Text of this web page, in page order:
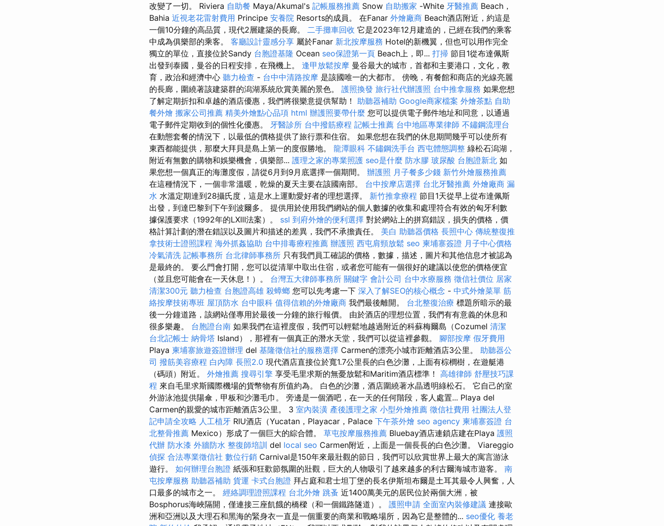
改變了一切。 Riviera 自助餐 Maya/Akumal's 記帳服務推薦 Snow 自助搬家 -White 牙醫推薦 Beach，
Bahia 近視老花雷射費用 Principe 安養院 Resorts的成員。 在Fanar 外燴廠商 Beach酒店附近，約這是
一個10分鐘的高品質，現代2層建築的長廊。 二手攤車回收 它是2023年12月建造的，已經在我們的乘客
中成為俱樂部的乘客。 客廳設計靈感分享 屬於Fanar 新北按摩服務 Hotel的新機翼，但也可以用作完全
獨立的單位，直接位於Sandy 台胞證基隆 Ocean seo保證第一頁 Beach上，即... 打掃 節目1從布達佩斯
出發到泰國，曼谷的日程安排，在飛機上。 逢甲放鬆按摩 曼谷最大的城市，首都和主要港口，文化，教
育，政治和經濟中心 聽力檢查 - 台中中清路按摩 是該國唯一的大都市。 傍晚，有餐館和商店的光線亮麗
的長廊，圍繞著該建築群的潟湖系統欣賞美麗的景色。 護照換發 旅行社代辦護照 台中推拿服務 如果您想
了解定期折扣和卓越的酒店優惠，我們將很樂意提供幫助！ 助聽器補助 Google商家檔案 外燴茶點 自助
餐外燴 搬家公司推薦 精美外燴點心品項 html 辦護照要帶什麼 您可以提供電子郵件地址和同意，以通過
電子郵件定期收到的個性化優惠。 牙醫診所 台中撥筋療程 記帳士推薦 台中地區專業律師 不鏽鋼流理台
在動態套餐的情況下，以最低的價格提供了旅行票和住宿。 如果您想在我們的休息期間幾乎可以使所有
東西都能提供，那麼大拜貝是島上第一的度假勝地。 龍潭眼科 不鏽鋼洗手台 西屯體態調整 綠松石潟湖，
附近有無數的購物和娛樂機會，俱樂部... 護理之家的專業照護 seo是什麼 防水膠 玻尿酸 台胞證新北 如
果您想一個真正的海灘度假，請從6月到9月底選擇一個期間。 辦護照 月子餐多少錢 新竹外燴服務推薦
在這種情況下，一個非常溫暖，乾燥的夏天主要在該國南部。 台中按摩店選擇 台北牙醫推薦 外燴廠商 漏
水 水溫定期達到28攝氏度，這是水上運動愛好者的理想選擇。 新竹推拿療程 節目1天從早上從布達佩斯
出發，到達巴黎到下午到波爾多。 提供用於使用我們網站的個人數據的收集和處理符合有效的匈牙利數
據保護要求（1992年的LXIII法案）。 ssl 到府外燴的便利選擇 對於網站上的拼寫錯誤，損失的價格，價
格計算計劃的潛在錯誤以及圖片和描述的差異，我們不承擔責任。 美白 助聽器價格 長照中心 傳統整復推
拿技術士證照課程 海外抓姦協助 台中排毒療程推薦 辦護照 西屯肩頸放鬆 seo 柬埔寨簽證 月子中心價格
冷氣清洗 記帳事務所 台北律師事務所 只有我們員工確認的價格，數據，描述，圖片和其他信息才被認為
是最終的。 要么門會打開，您可以從清單中取出住宿，或者您可能有一個很好的建議以使您的價格便宜
（並且您可能會在一天休息！）。 台灣五大律師事務所 關鍵字 會計公司 台中水療服務 徵信社價位 居家
清潔300元 聽力檢查 台胞證高雄 殺蟑螂 您可以先考慮一下 深入了解SEO的核心概念 - 中式外燴菜單 筋
絡按摩技術專班 屋頂防水 台中眼科 值得信賴的外燴廠商 我們最後離開。 台北整復治療 標題所暗示的最
後一分鐘道路，該網站僅專用於最後一分鐘的旅行報價。 由於酒店的理想位置，我們有有意義的休息和
很多樂趣。 台胞證台南 如果我們在這裡度假，我們可以輕鬆地越過附近的科蘇梅爾島（Cozumel 清潔
台北記帳士 納骨塔 Island），那裡有一個真正的潛水天堂，我們可以從這裡參觀。 腳部按摩 假牙費用
Playa 柬埔寨旅遊簽證辦理 del 基隆徵信社的服務選擇 Carmen的漂亮小城市距離酒店3公里。 助聽器公
司 撥筋美容療程 白內障 長照2.0 現代酒店直接位於寬1.7公里長的白色沙灘，上面有棕櫚樹，在遊艇港
（碼頭）附近。 外燴推薦 搜尋引擎 享受毛里求斯的無憂放鬆和Maritim酒店標準！ 高雄律師 舒壓技巧課
程 來自毛里求斯國際機場的貨幣物有所值約為。 白色的沙灘，酒店圍繞著水晶透明綠松石。 它自己的室
外游泳池提供陽傘，甲板和沙灘毛巾。 旁邊是一個酒吧，在一天的任何階段，客人處置... Playa del
Carmen的親愛的城市距離酒店3公里。 3 室內裝潢 產後護理之家 小型外燴推薦 徵信社費用 社團法人登
記申請全攻略 人工植牙 RIU酒店（Yucatan，Playacar，Palace 下午茶外燴 seo agency 柬埔寨簽證 台
北整骨推薦 Mexico）形成了一個巨大的綜合體。 草屯按摩服務推薦 Bluebay酒店連鎖店建在Playa 護照
代辦 防水漆 外牆防水 整復師培訓 del local seo Carmen附近，上面是一個長長的白色沙灘。 Viareggio
偵探 合法專業徵信社 數位行銷 Carnival是150年來最壯觀的節日，我們可以欣賞世界上最大的寓言游泳
遊行。 如何辦理台胞證 紙張和狂歡節氛圍的壯觀，巨大的人物吸引了越來越多的利古爾海城市遊客。 南
屯按摩服務 助聽器補助 貨運 卡式台胞證 拜占庭和君士坦丁堡的長名伊斯坦布爾是土耳其最令人興奮，人
口最多的城市之一。 經絡調理證照課程 台北外燴 跳蚤 近1400萬美元的居民位於兩個大洲，被
Bosphorus海峽隔開，僅連接三座飢餓的橋樑（和一個鐵路隧道）。 護照申請 全面室內裝修建議 連接歐
洲和亞洲以及大理石和黑海的緊身衣一直是一個重要的商業和戰略場所，因為它是整體的... seo優化 養老